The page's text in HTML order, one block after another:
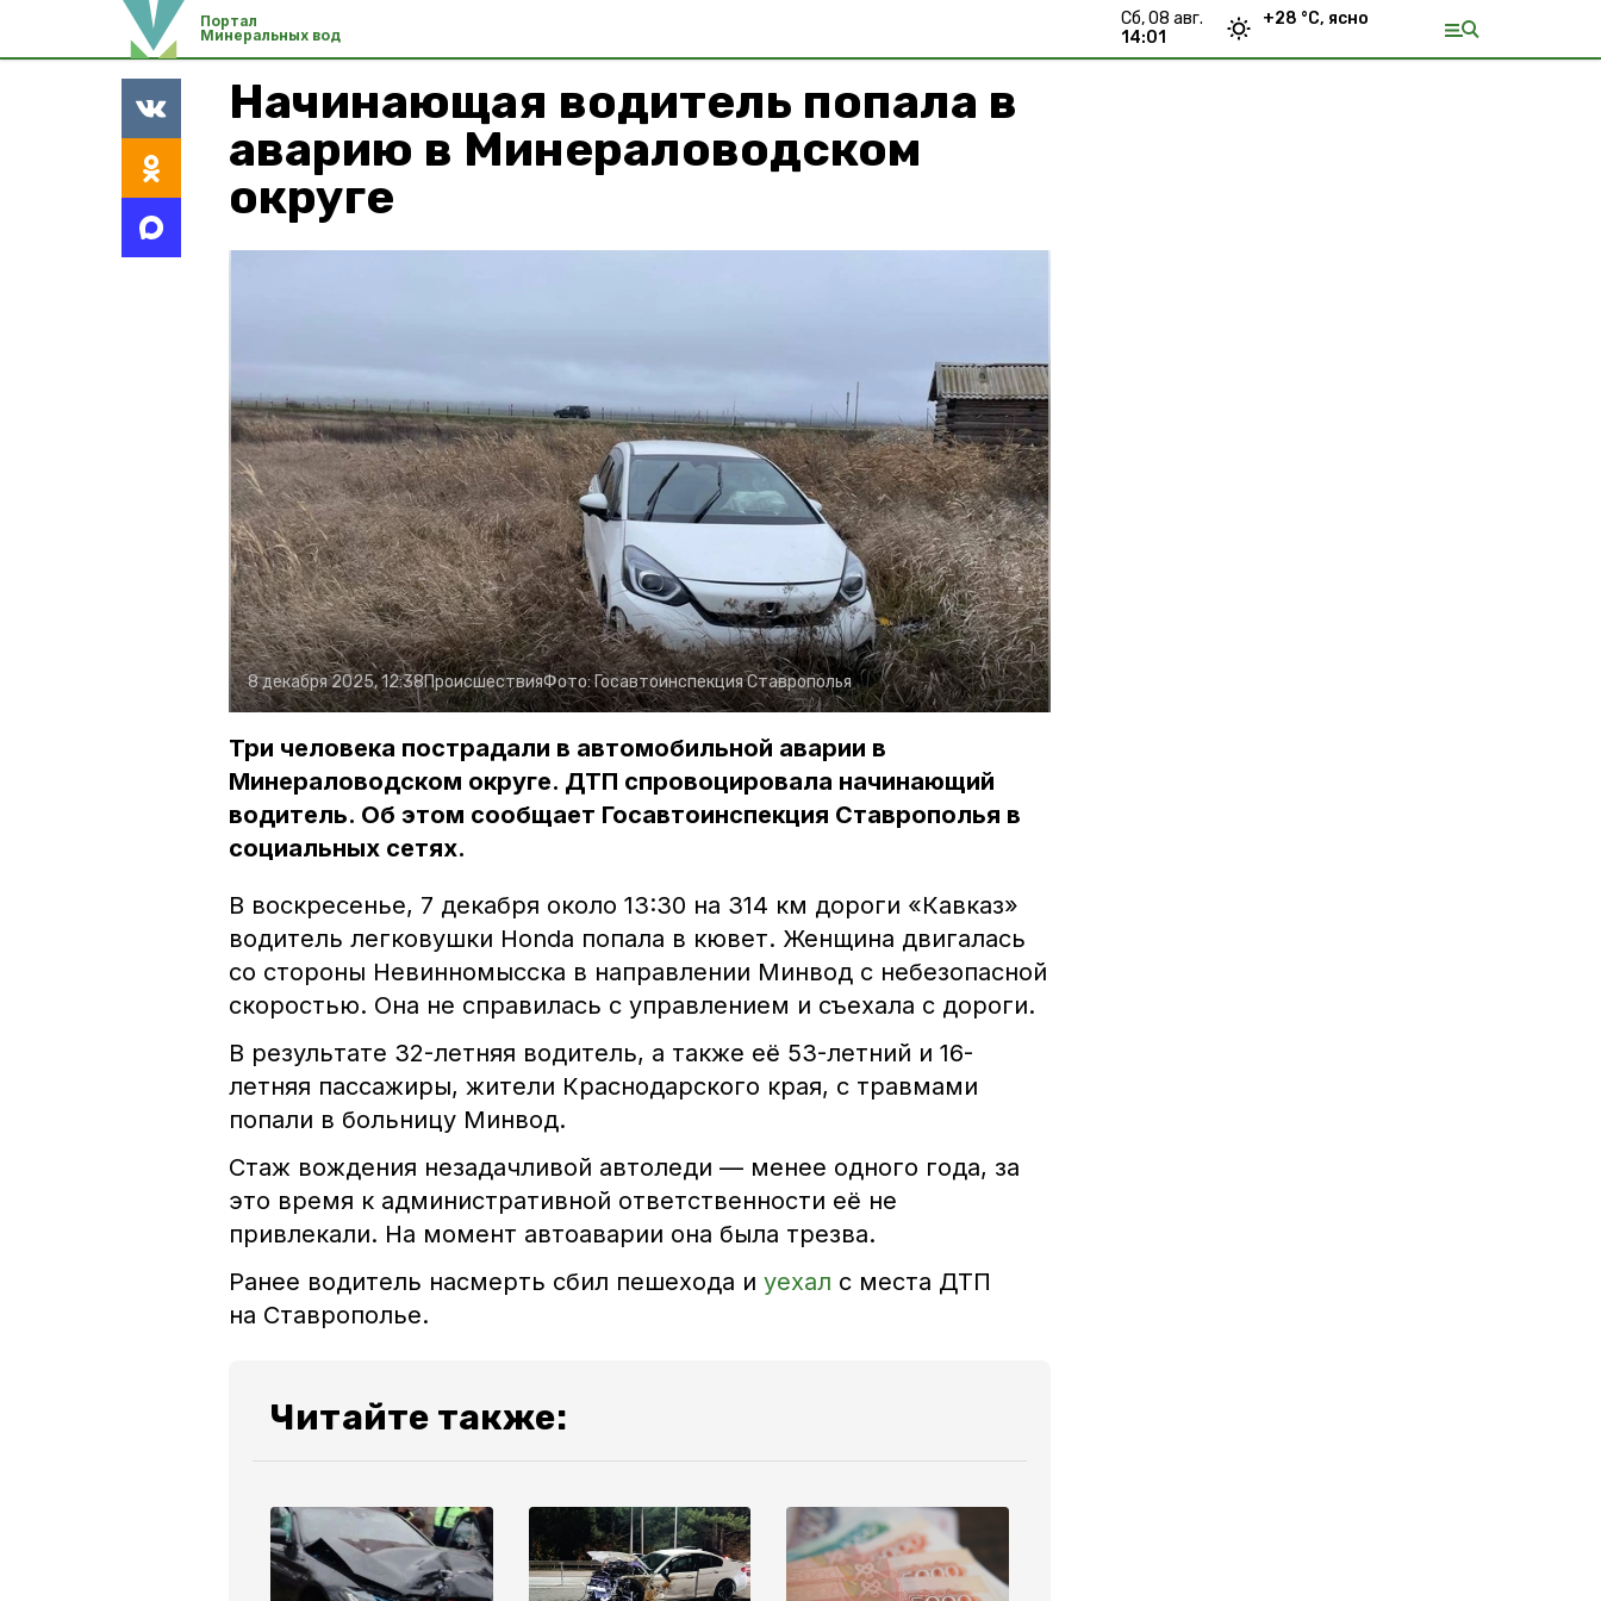
Портал
Минеральных вод
сб, 08 авг.
14:01
+28 °С, ясно
Начинающая водитель попала в
аварию в Минераловодском
округе
8 декабря 2025, 12:38ПроисшествияФото:Госавтоинспекция Ставрополья
Три человека пострадали в автомобильной аварии в
Минераловодском округе. ДТП спровоцировала начинающий
водитель. Об этом сообщает Госавтоинспекция Ставрополья в
социальных сетях.
В воскресенье, 7 декабря около 13:30 на 314 км дороги «Кавказ»
водитель легковушки Honda попала в кювет. Женщина двигалась
со стороны Невинномысска в направлении Минвод с небезопасной
скоростью. Она не справилась с управлением и съехала с дороги.
В результате 32-летняя водитель, а также её 53-летний и 16-
летняя пассажиры, жители Краснодарского края, с травмами
попали в больницу Минвод.
Стаж вождения незадачливой автоледи — менее одного года, за
это время к административной ответственности её не
привлекали. На момент автоаварии она была трезва.
Ранее водитель насмерть сбил пешехода и уехал с места ДТП
на Ставрополье.
Читайте также: